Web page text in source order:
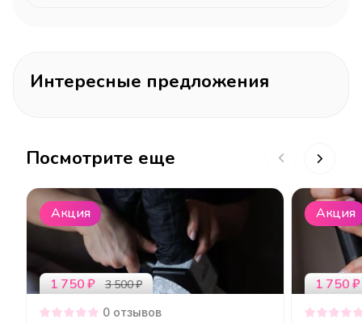
Интересные предложения
Посмотрите еще
Акция
1 750₽ 3 500₽
0 отзывов
Акция
1 750₽